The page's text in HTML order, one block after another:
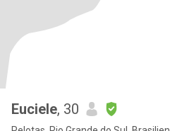
Euciele, 30